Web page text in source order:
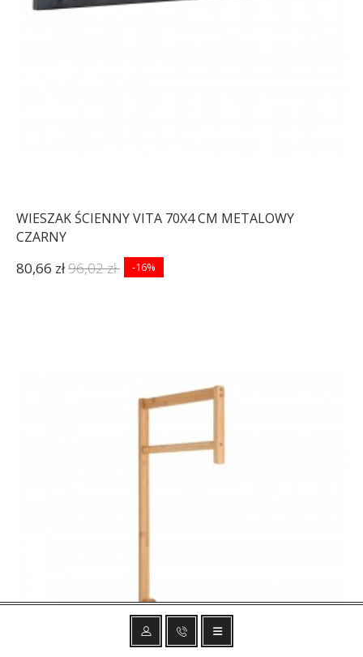
WIESZAK ŚCIENNY VITA 70X4 CM METALOWY
CZARNY
80,66 zł96,02 zł -16%